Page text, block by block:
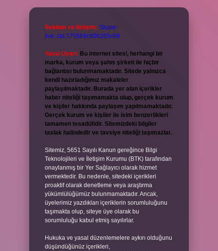
Reklam ve İletişim: Skype:
live:.cid.575569c608265c69
Yasal Uyarı: Bu internet sitesi, herhangi bir
marka, kurum veya şahıs şirketi ile hiçbir
bağlantısı bulunmamaktadır. Sitede yalnızca
kendi hazırladığımız makaleler
paylaşılmaktadır. Burada yer alan içerikler
haber niteliği taşımamakta olup, gerçek kurum
ve kişiler hakkında paylaşım yapılmamaktadır.
Gerçek kurum ve kişiler ile isim benzerlikleri
tamamen tesadüfidir. Sitemizdeki bilgiler
taslak halindedir ve tavsiye niteliği taşımazlar.
Sitemiz, 5651 Sayılı Kanun gereğince Bilgi
Teknolojileri ve İletişim Kurumu (BTK) tarafından
onaylanmış bir Yer Sağlayıcı olarak hizmet
vermektedir. Bu nedenle, sitedeki içerikleri
proaktif olarak denetleme veya araştırma
yükümlülüğümüz bulunmamaktadır. Ancak,
üyelerimiz yazdıkları içeriklerin sorumluluğunu
taşımakta olup, siteye üye olarak bu
sorumluluğu kabul etmiş sayılırlar.
Hukuka ve yasal düzenlemelere aykırı olduğunu
düşündüğünüz içerikleri,